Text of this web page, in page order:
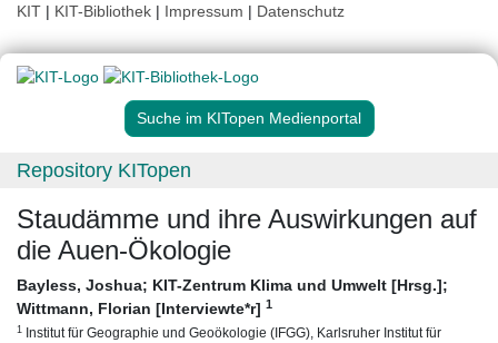
KIT | KIT-Bibliothek | Impressum | Datenschutz
Suche im KITopen Medienportal
Repository KITopen
Staudämme und ihre Auswirkungen auf
die Auen-Ökologie
Bayless, Joshua; KIT-Zentrum Klima und Umwelt [Hrsg.];
Wittmann, Florian [Interviewte*r] 1
1 Institut für Geographie und Geoökologie (IFGG), Karlsruher Institut für